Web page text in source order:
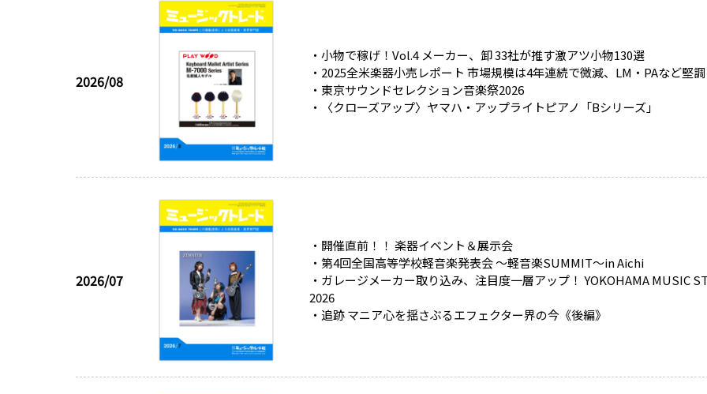
2026/08
・小物で稼げ！Vol.4 メーカー、卸 33社が推す激アツ小物130選
・2025全米楽器小売レポート 市場規模は4年連続で微減、LM・PAなど堅
・東京サウンドセレクション音楽祭2026
・〈クローズアップ〉ヤマハ・アップライトピアノ「Bシリーズ」
2026/07
・開催直前！！ 楽器イベント＆展示会
・第4回全国高等学校軽音楽発表会 ～軽音楽SUMMIT～in Aichi
・ガレージメーカー取り込み、注目度一層アップ！ YOKOHAMA MUSIC
2026
・追跡 マニア心を揺さぶるエフェクター界の今《後編》